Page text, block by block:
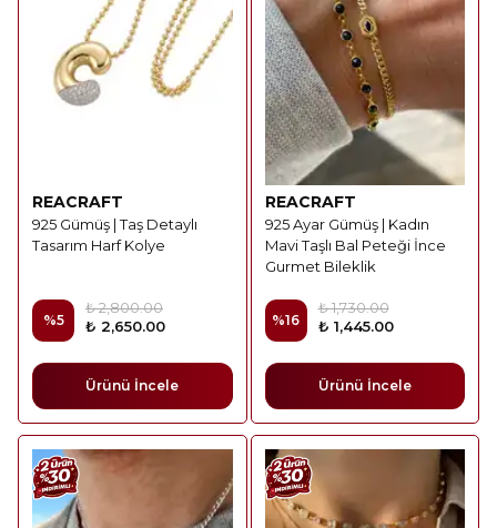
REACRAFT
925 Gümüş | Taş Detaylı
Tasarım Harf Kolye
%5
₺ 2,800.00
₺ 2,650.00
Ürünü İncele
REACRAFT
925 Ayar Gümüş | Kadın
Mavi Taşlı Bal Peteği İnce
Gurmet Bileklik
%16
₺ 1,730.00
₺ 1,445.00
Ürünü İncele